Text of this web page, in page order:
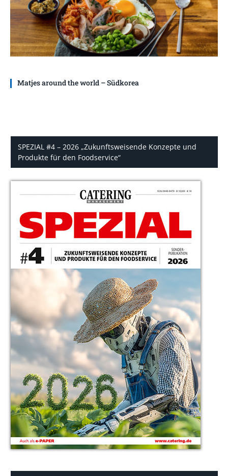
Matjes around the world – Südkorea
SPEZIAL #4 – 2026 „Zukunftsweisende Konzepte und
Produkte für den Foodservice“